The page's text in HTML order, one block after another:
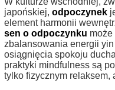
japońskiej, odpoczynek
element harmonii
sen o odpoczynku
zbalansowania energii
osiągnięcia spokoju
praktyki mindfulness są
tylko fizycznym relaksem,